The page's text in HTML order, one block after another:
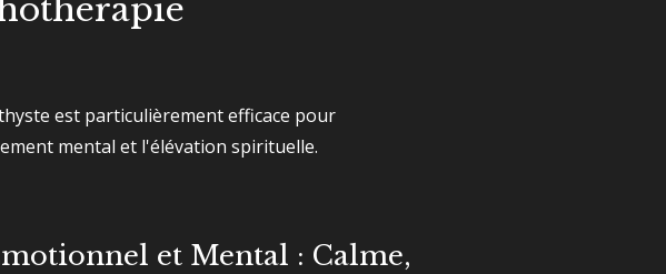
est particulièrement efficace pour
mental et l'élévation spirituelle.
et Mental : Calme,